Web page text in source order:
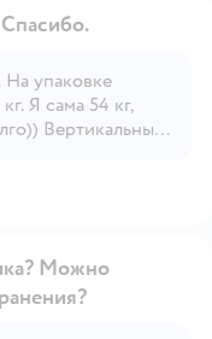
вопрос
упаковке
Я сама 54 кг,
Вертикальные
Можно